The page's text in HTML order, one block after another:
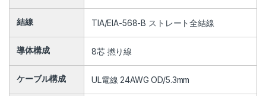
結線 TIA/EIA-568-B ストレート全結線
導体構成 8芯 撚り線
ケーブル構成 UL電線 24AWG OD/5.3mm